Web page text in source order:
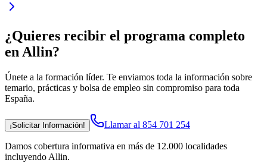
¿Quieres recibir el programa completo
en Allin?
Únete a la formación líder. Te enviamos toda la información sobre
temario, prácticas y bolsa de empleo sin compromiso para toda
España.
¡Solicitar Información! Llamar al 854 701 254
Damos cobertura informativa en más de 12.000 localidades
incluyendo Allin.